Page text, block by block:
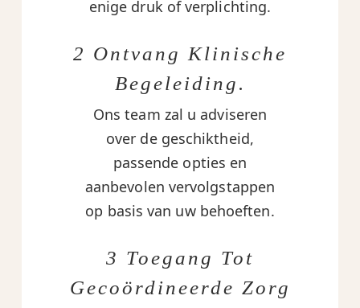
enige druk of verplichting.
2 Ontvang Klinische
Begeleiding.
Ons team zal u adviseren
over de geschiktheid,
passende opties en
aanbevolen vervolgstappen
op basis van uw behoeften.
3 Toegang Tot
Gecoördineerde Zorg